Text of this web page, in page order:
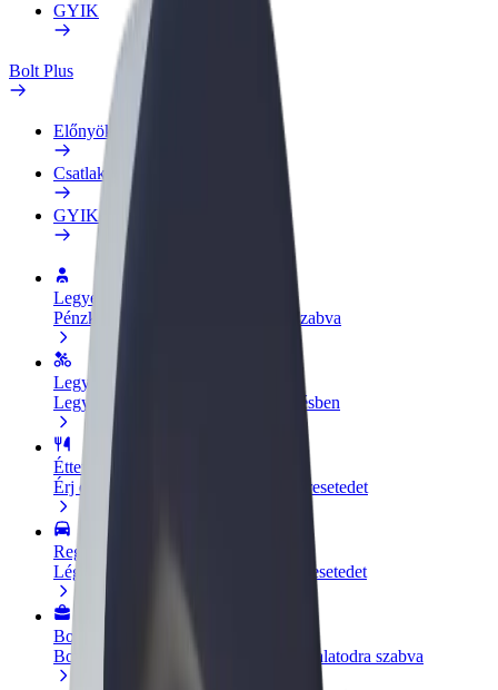
GYIK
Bolt Plus
Előnyök
Csatlakozás
GYIK
Legyél sofőr
Pénzkereseti lehetőség igényeidre szabva
Legyél futár
Legyél futár és részesülj heti kifizetésben
Étterem vagy üzlet hozzáadása
Érj el több felhasználót és növeld keresetedet
Regisztrálj flottatulajdonosként
Légy Bolt flottapartner és növeld keresetedet
Bolt for Business
Bolt termékek és szolgáltatások a vállalatodra szabva